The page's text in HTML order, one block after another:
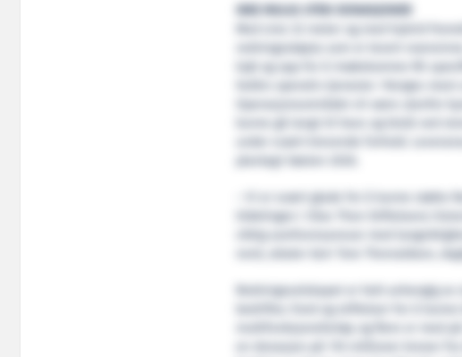
IKKE MULIG UTEN DONASJONER
Med sine 32 meter og med hybrid
redningsskøyta som er levert
kjøl og opp for å imøtekomme RS
helårs operativ tjeneste i Norges mest
Operasjonsområdet vil være utenfor
kunne gå langt til havs og bistå ved
planlagt høsten 2026.
– Vi er svært glade for å kunne støtte
tildelingen i Olav Thon Stiftelsens
viktig samfunnsansvar med
nord, uttaler Geir Tore Thorvaldsen,
Redningsselskapet er helt avhengig
bedrifter, fond og stiftelser for å kunne
multifunksjonsfartøy og flere er med
en donasjon på 110 millioner kroner